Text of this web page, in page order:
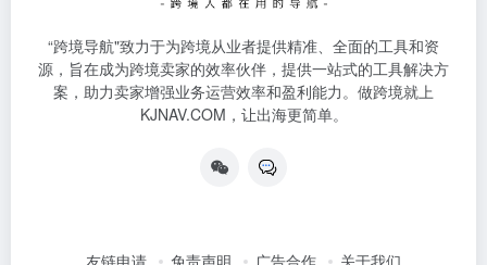
“跨境导航"致力于为跨境从业者提供精准、全面的工具和资
源，旨在成为跨境卖家的效率伙伴，提供一站式的工具解决方
案，助力卖家增强业务运营效率和盈利能力。做跨境就上
KJNAV.COM，让出海更简单。
友链申请 免责声明 广告合作 关于我们